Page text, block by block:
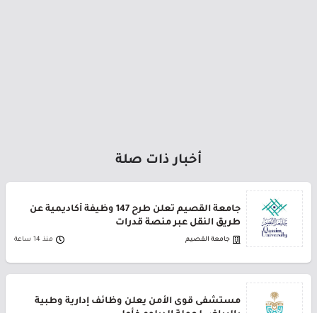
أخبار ذات صلة
جامعة القصيم تعلن طرح 147 وظيفة أكاديمية عن
طريق النقل عبر منصة قدرات
جامعة القصيم منذ 14 ساعة
مستشفى قوى الأمن يعلن وظائف إدارية وطبية